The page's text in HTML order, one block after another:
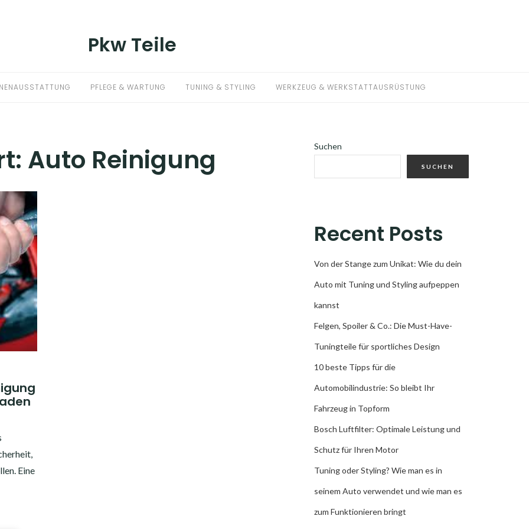
Pkw Teile
PFLEGE & WARTUNG TUNING & STYLING WERKZEUG & WERKSTATTAUSRÜSTUNG
Auto Reinigung
Eine
Suchen
SUCHEN
Recent Posts
Von der Stange zum Unikat: Wie du dein
Auto mit Tuning und Styling aufpeppen
kannst
Felgen, Spoiler & Co.: Die Must-Have-
Tuningteile für sportliches Design
10 beste Tipps für die
Automobilindustrie: So bleibt Ihr
Fahrzeug in Topform
Bosch Luftfilter: Optimale Leistung und
Schutz für Ihren Motor
Tuning oder Styling? Wie man es in
seinem Auto verwendet und wie man es
zum Funktionieren bringt